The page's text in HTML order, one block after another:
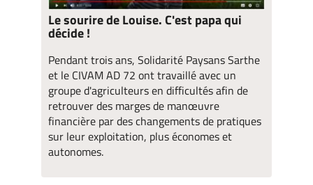
Le sourire de Louise. C'est papa qui
décide !
Pendant trois ans, Solidarité Paysans Sarthe
et le CIVAM AD 72 ont travaillé avec un
groupe d'agriculteurs en difficultés afin de
retrouver des marges de manœuvre
financière par des changements de pratiques
sur leur exploitation, plus économes et
autonomes.